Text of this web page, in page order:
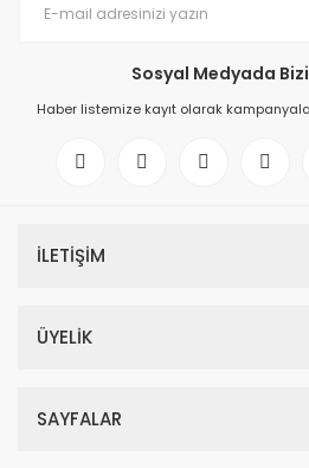
Sosyal Medyada
Haber listemize kayıt olarak
İLETİŞİM
ÜYELİK
SAYFALAR